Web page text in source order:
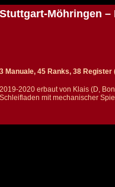
Stuttgart-Möhringen –
3 Manuale, 45 Ranks, 38 Register
2019-2020 erbaut von Klais (D,
Schleifladen mit mechanischer